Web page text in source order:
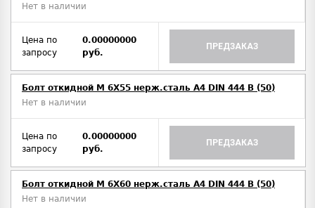
Нет в наличии
Цена по
запросу
0.00000000
руб.
ПРЕДЗАКАЗ
Болт откидной M 6Х55 нерж.сталь A4 DIN 444 B (50)
Нет в наличии
Цена по
запросу
0.00000000
руб.
ПРЕДЗАКАЗ
Болт откидной M 6Х60 нерж.сталь A4 DIN 444 B (50)
Нет в наличии